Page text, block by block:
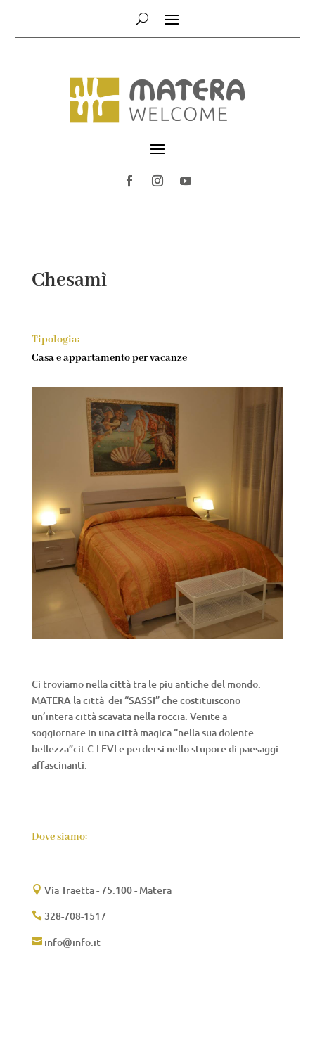
Chesamì
Tipologia:
Casa e appartamento per vacanze
Ci troviamo nella città tra le piu antiche del mondo:
MATERA la città dei “SASSI” che costituiscono
un’intera città scavata nella roccia. Venite a
soggiornare in una città magica “nella sua dolente
bellezza”cit C.LEVI e perdersi nello stupore di paesaggi
affascinanti.
Dove siamo:
 Via Traetta - 75.100 - Matera
328-708-1517
info@info.it